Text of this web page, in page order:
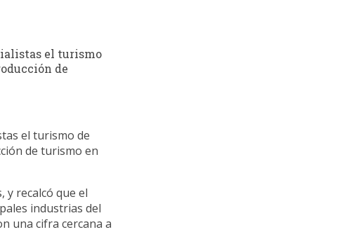
el turismo
de
el turismo de
de turismo en
y recalcó que el
industrias del
una cifra cercana a